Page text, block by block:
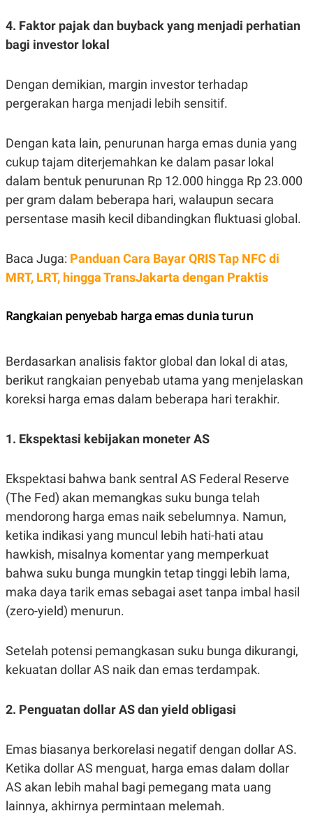
4. Faktor pajak dan buyback yang menjadi perhatian
bagi investor lokal
Dengan demikian, margin investor terhadap
pergerakan harga menjadi lebih sensitif.
Dengan kata lain, penurunan harga emas dunia yang
cukup tajam diterjemahkan ke dalam pasar lokal
dalam bentuk penurunan Rp 12.000 hingga Rp 23.000
per gram dalam beberapa hari, walaupun secara
persentase masih kecil dibandingkan fluktuasi global.
Baca Juga: Panduan Cara Bayar QRIS Tap NFC di
MRT, LRT, hingga TransJakarta dengan Praktis
Rangkaian penyebab harga emas dunia turun
Berdasarkan analisis faktor global dan lokal di atas,
berikut rangkaian penyebab utama yang menjelaskan
koreksi harga emas dalam beberapa hari terakhir.
1. Ekspektasi kebijakan moneter AS
Ekspektasi bahwa bank sentral AS Federal Reserve
(The Fed) akan memangkas suku bunga telah
mendorong harga emas naik sebelumnya. Namun,
ketika indikasi yang muncul lebih hati-hati atau
hawkish, misalnya komentar yang memperkuat
bahwa suku bunga mungkin tetap tinggi lebih lama,
maka daya tarik emas sebagai aset tanpa imbal hasil
(zero-yield) menurun.
Setelah potensi pemangkasan suku bunga dikurangi,
kekuatan dollar AS naik dan emas terdampak.
2. Penguatan dollar AS dan yield obligasi
Emas biasanya berkorelasi negatif dengan dollar AS.
Ketika dollar AS menguat, harga emas dalam dollar
AS akan lebih mahal bagi pemegang mata uang
lainnya, akhirnya permintaan melemah.